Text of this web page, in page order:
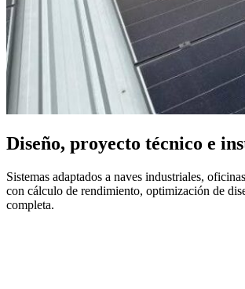
Diseño, proyecto técnico e
Sistemas adaptados a naves industriales,
con cálculo de rendimiento, optimización de
completa.